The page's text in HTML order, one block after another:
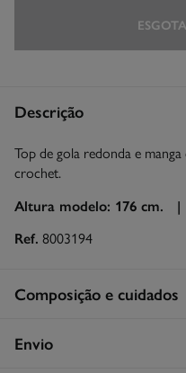
Descrição
Top de gola redonda e
crochet.
Altura modelo: 176 cm. |
Ref. 8003194
Composição e cuidados
Composição
Envio